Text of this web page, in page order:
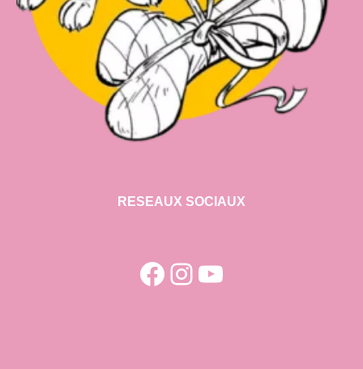
RESEAUX SOCIAUX
Facebook
Instagram
YouTube